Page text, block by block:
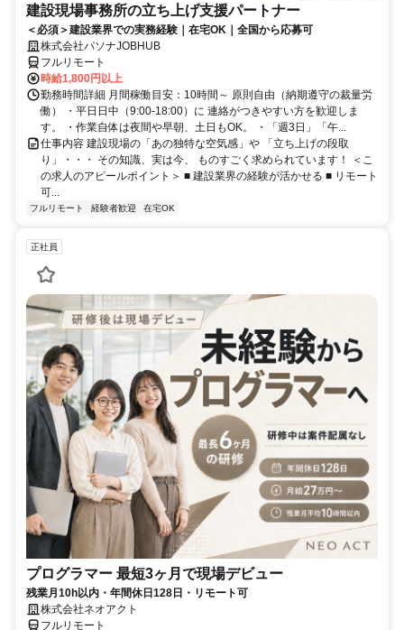
建設現場事務所の立ち上げ支援パートナー
＜必須＞建設業界での実務経験｜在宅OK｜全国から応募可
株式会社パソナJOBHUB
フルリモート
時給1,800円以上
勤務時間詳細 月間稼働目安：10時間～ 原則自由（納期遵守の裁量労
働） ・平日日中（9:00-18:00）に 連絡がつきやすい方を歓迎しま
す。 ・作業自体は夜間や早朝、土日もOK。 ・「週3日」「午...
仕事内容 建設現場の「あの独特な空気感」や 「立ち上げの段取
り」・・・ その知識、実は今、 ものすごく求められています！ ＜こ
の求人のアピールポイント＞ ■ 建設業界の経験が活かせる ■ リモート
可...
フルリモート 経験者歓迎 在宅OK
正社員
プログラマー 最短3ヶ月で現場デビュー
残業月10h以内・年間休日128日・リモート可
株式会社ネオアクト
フルリモート